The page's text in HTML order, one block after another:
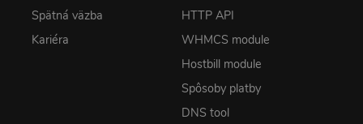
Spätná väzba
Kariéra
HTTP API
WHMCS module
Hostbill module
Spôsoby platby
DNS tool